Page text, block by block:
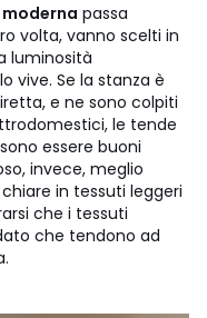
passa
volta, vanno scelti in
luminosità
vive. Se la stanza è
e ne sono colpiti
le tende
essere buoni
invece, meglio
in tessuti leggeri
che i tessuti
che tendono ad